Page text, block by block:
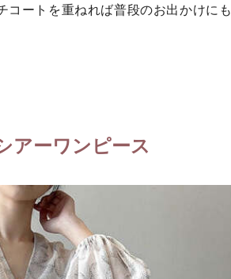
コートを重ねれば普段のお出かけにも
アーワンピース